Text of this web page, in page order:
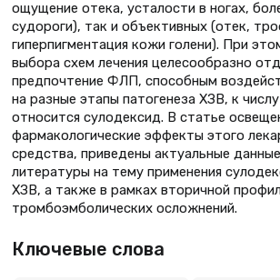
ощущение отека, усталости в ногах,
судороги), так и объективных (отек,
гиперпигментация кожи голени). При
выбора схем лечения целесообразно
предпочтение ФЛП, способным
на разные этапы патогенеза ХЗВ, к
относится сулодексид. В статье
фармакологические эффекты этого
средства, приведены актуальные
литературы на тему применения
ХЗВ, а также в рамках вторичной
тромбоэмболических осложнений.
Ключевые слова